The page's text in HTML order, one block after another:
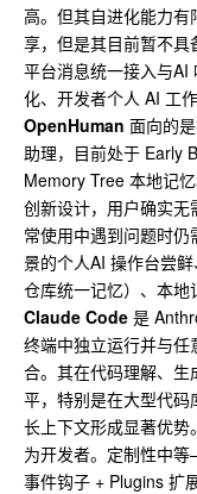
高。但其自进化能力
享，但是其目前暂不
平台消息统一接入与AI
化、开发者个人 AI 工作
OpenHuman 面向的
助理，目前处于 Early
Memory Tree 本地记
创新设计，用户确实无
常使用中遇到问题时
景的个人AI 操作台尝
仓库统一记忆）、本地
Claude Code 是
终端中独立运行并与
合。其在代码理解、
平，特别是在大型代
长上下文形成显著优
为开发者。定制性中
事件钩子 + Plugins 扩